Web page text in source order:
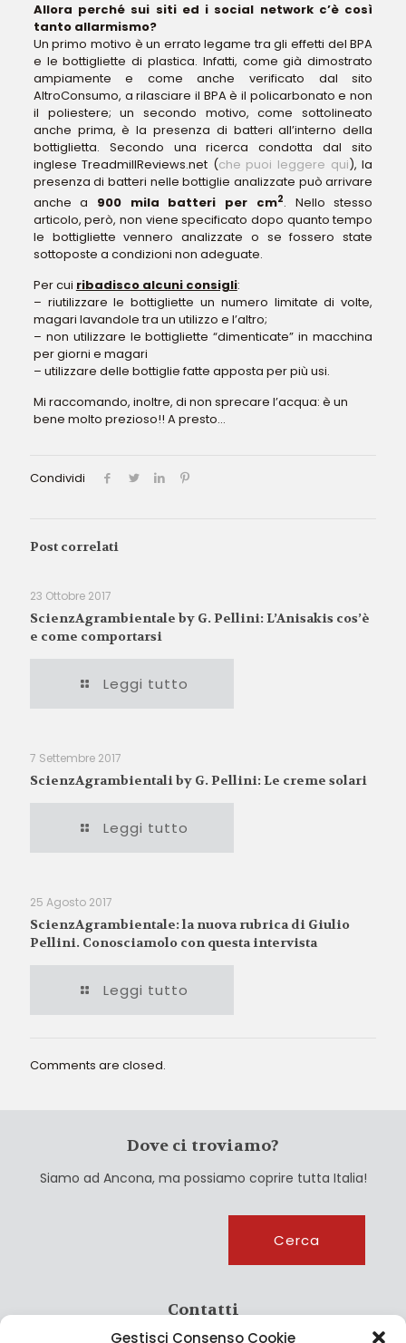
Gestisci Consenso Cookie
Allora perché sui siti ed i social network c’è così
tanto allarmismo?
Un primo motivo è un errato legame tra gli effetti del BPA
e le bottigliette di plastica. Infatti, come già dimostrato
ampiamente e come anche verificato dal sito
AltroConsumo, a rilasciare il BPA è il policarbonato e non
il poliestere; un secondo motivo, come sottolineato
anche prima, è la presenza di batteri all’interno della
bottiglietta. Secondo una ricerca condotta dal sito
inglese TreadmillReviews.net (che puoi leggere qui), la
presenza di batteri nelle bottiglie analizzate può arrivare
anche a 900 mila batteri per cm2. Nello stesso
articolo, però, non viene specificato dopo quanto tempo
le bottigliette vennero analizzate o se fossero state
sottoposte a condizioni non adeguate.
Per cui ribadisco alcuni consigli:
– riutilizzare le bottigliette un numero limitate di volte,
magari lavandole tra un utilizzo e l’altro;
– non utilizzare le bottigliette “dimenticate” in macchina
per giorni e magari
– utilizzare delle bottiglie fatte apposta per più usi.
Mi raccomando, inoltre, di non sprecare l’acqua: è un
bene molto prezioso!! A presto…
Condividi
Post correlati
23 Ottobre 2017
ScienzAgrambientale by G. Pellini: L’Anisakis cos’è
e come comportarsi
Leggi tutto
7 Settembre 2017
ScienzAgrambientali by G. Pellini: Le creme solari
Leggi tutto
25 Agosto 2017
ScienzAgrambientale: la nuova rubrica di Giulio
Pellini. Conosciamolo con questa intervista
Leggi tutto
Comments are closed.
Dove ci troviamo?
Siamo ad Ancona, ma possiamo coprire tutta Italia!
Cerca
Contatti